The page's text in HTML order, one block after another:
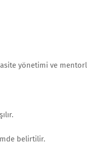
yönetimi ve
belirtilir.